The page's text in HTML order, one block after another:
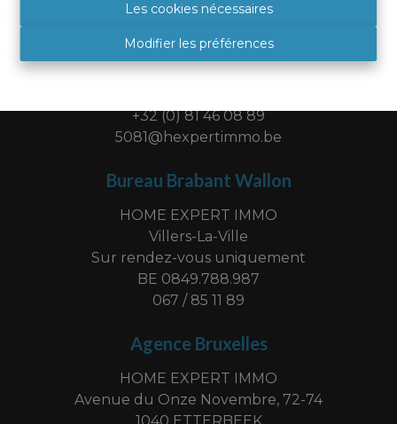
Les cookies nécessaires
Modifier les préférences
Place Albert 1er, 9
5081 SAINT DENIS
+32 (0) 81 46 08 89
5081@hexpertimmo.be
Bureau Brabant Wallon
HOME EXPERT IMMO
Villers-La-Ville
Sur rendez-vous uniquement
BE 0849.788.987
067 / 85 11 89
Agence Bruxelles
HOME EXPERT IMMO
Avenue du Onze Novembre, 72-74